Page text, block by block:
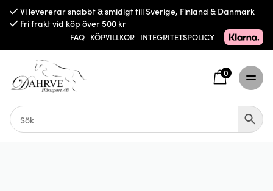
Vi levererar snabbt & smidigt till Sverige, Finland & Danmark
Fri frakt vid köp över 500 kr
FAQ KÖPVILLKOR INTEGRITETSPOLICY
0